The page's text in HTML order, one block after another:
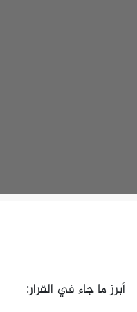
أبرز ما جاء في القرار: